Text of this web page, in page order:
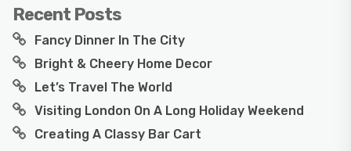
Recent Posts
Fancy Dinner In The City
Bright & Cheery Home Decor
Let’s Travel The World
Visiting London On A Long Holiday Weekend
Creating A Classy Bar Cart